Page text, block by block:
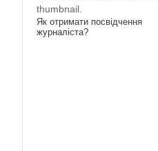
thumbnail.
Як отримати посвідчення
журналіста?